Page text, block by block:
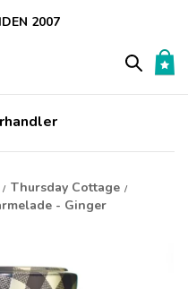
2007
/ Thursday Cottage /
- Ginger